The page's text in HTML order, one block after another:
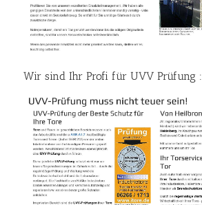
Wir sind Ihr Profi für UVV Prüfung :